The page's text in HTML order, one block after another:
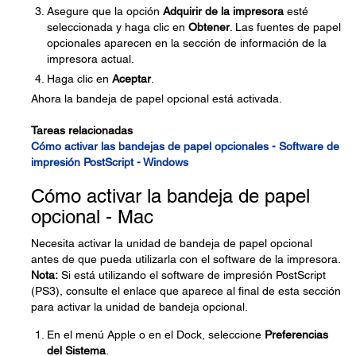
Asegure que la opción Adquirir de la impresora esté
seleccionada y haga clic en Obtener. Las fuentes de papel
opcionales aparecen en la sección de información de la
impresora actual.
Haga clic en Aceptar.
Ahora la bandeja de papel opcional está activada.
Tareas relacionadas
Cómo activar las bandejas de papel opcionales - Software de
impresión PostScript - Windows
Cómo activar la bandeja de papel
opcional - Mac
Necesita activar la unidad de bandeja de papel opcional
antes de que pueda utilizarla con el software de la impresora.
Nota: Si está utilizando el software de impresión PostScript
(PS3), consulte el enlace que aparece al final de esta sección
para activar la unidad de bandeja opcional.
En el menú Apple o en el Dock, seleccione Preferencias
del Sistema